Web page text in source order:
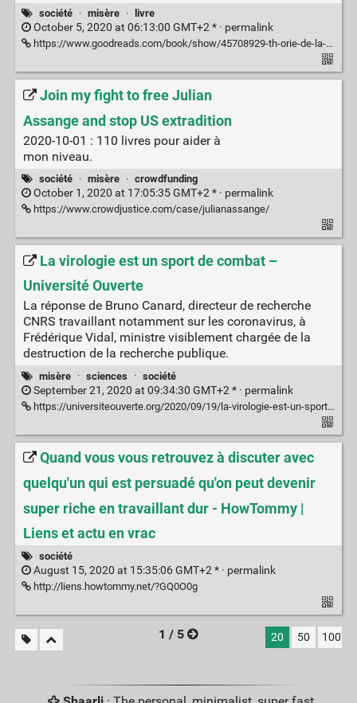
société · misère · livre
October 5, 2020 at 06:13:00 GMT+2 * · permalink
https://www.goodreads.com/book/show/45708929-th-orie-de-la-dictature
Join my fight to free Julian
Assange and stop US extradition
2020-10-01 : 110 livres pour aider à
mon niveau.
société · misère · crowdfunding
October 1, 2020 at 17:05:35 GMT+2 * · permalink
https://www.crowdjustice.com/case/julianassange/
La virologie est un sport de combat –
Université Ouverte
La réponse de Bruno Canard, directeur de recherche
CNRS travaillant notamment sur les coronavirus, à
Frédérique Vidal, ministre visiblement chargée de la
destruction de la recherche publique.
misère · sciences · société
September 21, 2020 at 09:34:30 GMT+2 * · permalink
https://universiteouverte.org/2020/09/19/la-virologie-est-un-sport-de-combat/amp/?__twitter_impression=true
Quand vous vous retrouvez à discuter avec
quelqu'un qui est persuadé qu'on peut devenir
super riche en travaillant dur - HowTommy |
Liens et actu en vrac
société
August 15, 2020 at 15:35:06 GMT+2 * · permalink
http://liens.howtommy.net/?GQ0O0g
1 / 5 20 50 100